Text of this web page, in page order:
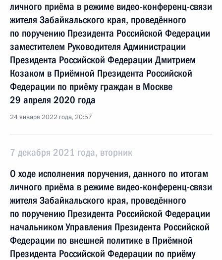
личного приёма в режиме видео-конференц-связи
жителя Забайкальского края, проведённого
по поручению Президента Российской Федерации
заместителем Руководителя Администрации
Президента Российской Федерации Дмитрием
Козаком в Приёмной Президента Российской
Федерации по приёму граждан в Москве
29 апреля 2020 года
24 января 2022 года, 20:57
7 декабря 2021 года, вторник
О ходе исполнения поручения, данного по итогам
личного приёма в режиме видео-конференц-связи
жителя Забайкальского края, проведённого
по поручению Президента Российской Федерации
начальником Управления Президента Российской
Федерации по внешней политике в Приёмной
Президента Российской Федерации по приёму